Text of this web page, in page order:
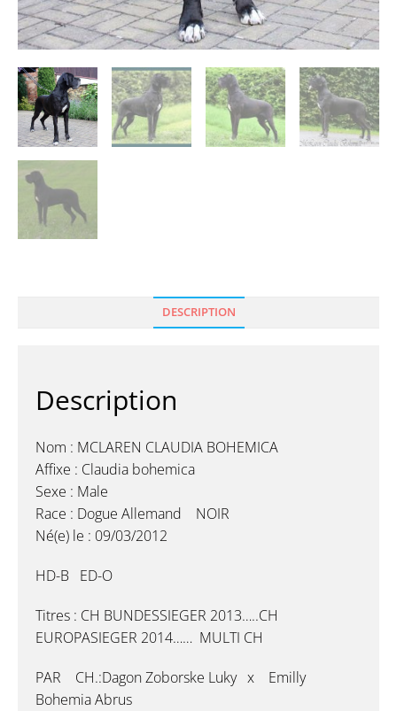
DESCRIPTION
Description
Nom : MCLAREN CLAUDIA BOHEMICA
Affixe : Claudia bohemica
Sexe : Male
Race : Dogue Allemand NOIR
Né(e) le : 09/03/2012
HD-B ED-O
Titres : CH BUNDESSIEGER 2013…..CH
EUROPASIEGER 2014…… MULTI CH
PAR CH.:Dagon Zoborske Luky x Emilly
Bohemia Abrus